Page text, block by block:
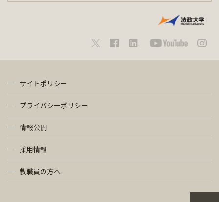
サイトポリシー
プライバシーポリシー
情報公開
採用情報
教職員の方へ